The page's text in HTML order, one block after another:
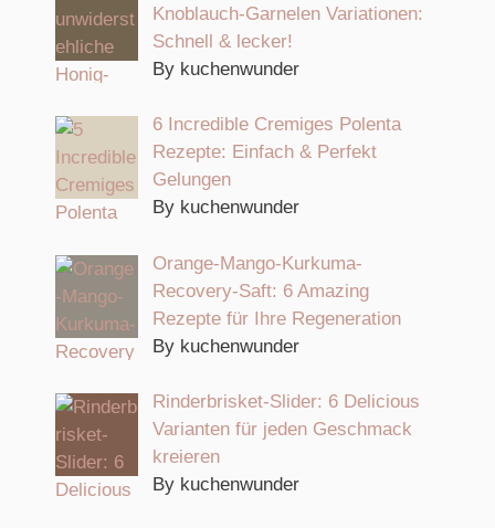
Knoblauch-Garnelen Variationen:
Schnell & lecker!
By kuchenwunder
6 Incredible Cremiges Polenta
Rezepte: Einfach & Perfekt
Gelungen
By kuchenwunder
Orange-Mango-Kurkuma-
Recovery-Saft: 6 Amazing
Rezepte für Ihre Regeneration
By kuchenwunder
Rinderbrisket-Slider: 6 Delicious
Varianten für jeden Geschmack
kreieren
By kuchenwunder